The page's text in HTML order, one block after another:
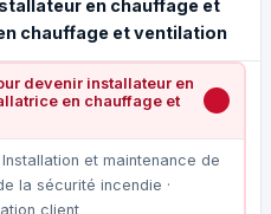
en chauffage et
chauffage et ventilation
devenir installateur en
en chauffage et
et maintenance de
la sécurité incendie ·
client